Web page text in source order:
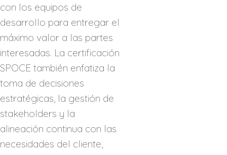
con los equipos de
desarrollo para entregar el
máximo valor a las partes
interesadas. La certificación
SPOCE también enfatiza la
toma de decisiones
estratégicas, la gestión de
stakeholders y la
alineación continua con las
necesidades del cliente,